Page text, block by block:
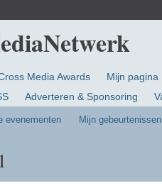
Media Awards Mijn pagina
Adverteren & Sponsoring
evenementen Mijn gebeurtenissen